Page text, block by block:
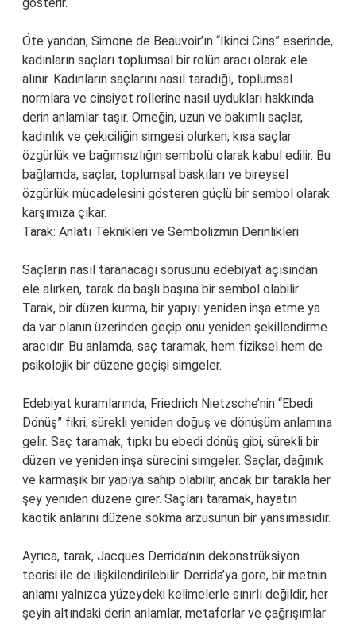
Öte yandan, Simone de Beauvoir’ın “İkinci Cins” eserinde,
kadınların saçları toplumsal bir rolün aracı olarak ele
alınır. Kadınların saçlarını nasıl taradığı, toplumsal
normlara ve cinsiyet rollerine nasıl uydukları hakkında
derin anlamlar taşır. Örneğin, uzun ve bakımlı saçlar,
kadınlık ve çekiciliğin simgesi olurken, kısa saçlar
özgürlük ve bağımsızlığın sembolü olarak kabul edilir. Bu
bağlamda, saçlar, toplumsal baskıları ve bireysel
özgürlük mücadelesini gösteren güçlü bir sembol olarak
karşımıza çıkar.
Tarak: Anlatı Teknikleri ve Sembolizmin Derinlikleri
Saçların nasıl taranacağı sorusunu edebiyat açısından
ele alırken, tarak da başlı başına bir sembol olabilir.
Tarak, bir düzen kurma, bir yapıyı yeniden inşa etme ya
da var olanın üzerinden geçip onu yeniden şekillendirme
aracıdır. Bu anlamda, saç taramak, hem fiziksel hem de
psikolojik bir düzene geçişi simgeler.
Edebiyat kuramlarında, Friedrich Nietzsche’nin “Ebedi
Dönüş” fikri, sürekli yeniden doğuş ve dönüşüm anlamına
gelir. Saç taramak, tıpkı bu ebedi dönüş gibi, sürekli bir
düzen ve yeniden inşa sürecini simgeler. Saçlar, dağınık
ve karmaşık bir yapıya sahip olabilir, ancak bir tarakla her
şey yeniden düzene girer. Saçları taramak, hayatın
kaotik anlarını düzene sokma arzusunun bir yansımasıdır.
Ayrıca, tarak, Jacques Derrida’nın dekonstrüksiyon
teorisi ile de ilişkilendirilebilir. Derrida’ya göre, bir metnin
anlamı yalnızca yüzeydeki kelimelerle sınırlı değildir, her
şeyin altındaki derin anlamlar, metaforlar ve çağrışımlar